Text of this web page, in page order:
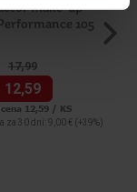
make-up
105
17,99
12,59
cena 12,59 / KS
za 30 dní: 9,00 € (+39%)